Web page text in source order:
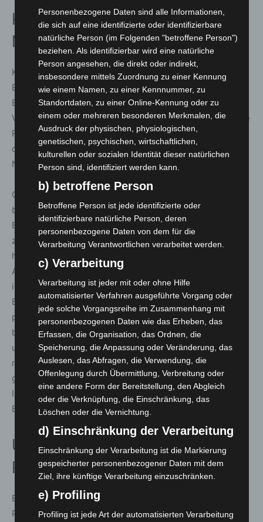
KI, Klimawandel und
Nachhaltigkeit als Schwerpunkte
Künstliche Intelligenz spielt eine immer größere Rolle im
Einsatzgeschehen. „Künstliche Intelligenz verändert den
Einsatz – nicht als Ersatz für Menschen, sondern als
Verstärker ihrer Fähigkeiten. Im Ernstfall kann KI auch die
Retter selbst schützen“, sagte Köckler. Neben KI stehen
die Auswirkungen des Klimawandels sowie
Nachhaltigkeit im Fokus.
Christoph Bahlmann, Direktor der Feuerwehr Hannover,
betont die Bedeutung der Kommunen: „Im
Bevölkerungsschutz kommt der kommunalen Ebene eine
zentrale Rolle zu. Zeitenwende im Bevölkerungsschutz
heißt daher auch, die Kommunen als zentrale
Ansprechstellen für ihre Bürgerinnen und Bürger
intensiv in die konzeptionelle Neuausrichtung des
Bevölkerungsschutzes einzubinden sowie finanziell,
personell und sächlich adäquat auszustatten. Die
bestehende Lücke zwischen multiplen Anforderungen
und derzeitigen Möglichkeiten im Bevölkerungsschutz
muss durch Vernetzung und Vereinheitlichung weiter
geschlossen werden. Hierfür bietet die Weltleitmesse
INTERSCHUTZ mit allen vertretenen Playern im
Bevölkerungsschutz eine hervorragende Plattform“.
Umfangreiches
Rahmenprogramm
Ein vielseitiges Rahmenprogramm ergänzt die
Präsentationen in den acht Messehallen sowie auf dem
Personenbezogene Daten sind alle Informationen,
die sich auf eine identifizierte oder identifizierbare
natürliche Person (im Folgenden "betroffene Person")
beziehen. Als identifizierbar wird eine natürliche
Person angesehen, die direkt oder indirekt,
insbesondere mittels Zuordnung zu einer Kennung
wie einem Namen, zu einer Kennnummer, zu
Standortdaten, zu einer Online-Kennung oder zu
einem oder mehreren besonderen Merkmalen, die
Ausdruck der physischen, physiologischen,
genetischen, psychischen, wirtschaftlichen,
kulturellen oder sozialen Identität dieser natürlichen
Person sind, identifiziert werden kann.
b) betroffene Person
Betroffene Person ist jede identifizierte oder
identifizierbare natürliche Person, deren
personenbezogene Daten von dem für die
Verarbeitung Verantwortlichen verarbeitet werden.
c) Verarbeitung
Verarbeitung ist jeder mit oder ohne Hilfe
automatisierter Verfahren ausgeführte Vorgang oder
jede solche Vorgangsreihe im Zusammenhang mit
personenbezogenen Daten wie das Erheben, das
Erfassen, die Organisation, das Ordnen, die
Speicherung, die Anpassung oder Veränderung, das
Auslesen, das Abfragen, die Verwendung, die
Offenlegung durch Übermittlung, Verbreitung oder
eine andere Form der Bereitstellung, den Abgleich
oder die Verknüpfung, die Einschränkung, das
Löschen oder die Vernichtung.
d) Einschränkung der Verarbeitung
Einschränkung der Verarbeitung ist die Markierung
gespeicherter personenbezogener Daten mit dem
Ziel, ihre künftige Verarbeitung einzuschränken.
e) Profiling
Profiling ist jede Art der automatisierten Verarbeitung